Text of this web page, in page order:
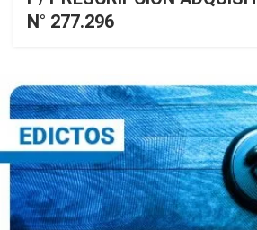
N° 277.296